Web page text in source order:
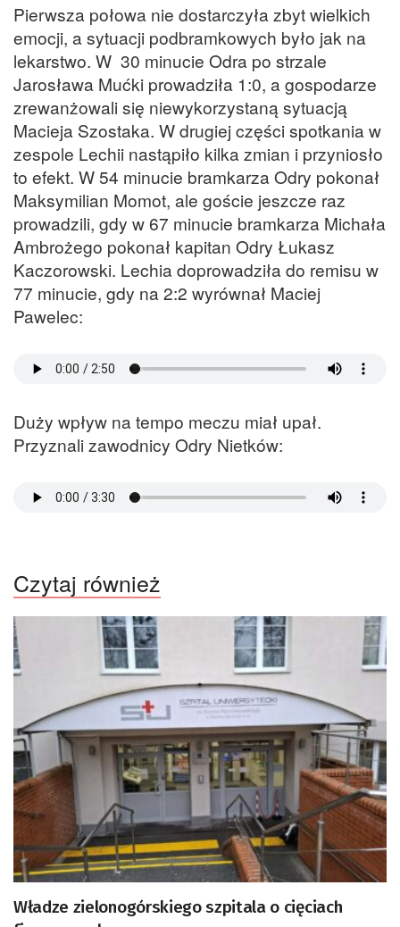
Pierwsza połowa nie dostarczyła zbyt wielkich
emocji, a sytuacji podbramkowych było jak na
lekarstwo. W 30 minucie Odra po strzale
Jarosława Mućki prowadziła 1:0, a gospodarze
zrewanżowali się niewykorzystaną sytuacją
Macieja Szostaka. W drugiej części spotkania w
zespole Lechii nastąpiło kilka zmian i przyniosło
to efekt. W 54 minucie bramkarza Odry pokonał
Maksymilian Momot, ale goście jeszcze raz
prowadzili, gdy w 67 minucie bramkarza Michała
Ambrożego pokonał kapitan Odry Łukasz
Kaczorowski. Lechia doprowadziła do remisu w
77 minucie, gdy na 2:2 wyrównał Maciej
Pawelec:
Duży wpływ na tempo meczu miał upał.
Przyznali zawodnicy Odry Nietków:
Czytaj również
Władze zielonogórskiego szpitala o cięciach